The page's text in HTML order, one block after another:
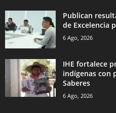
Publican
de Excelencia
6 Ago, 2026
IHE fortalece
indígenas con
Saberes
6 Ago, 2026